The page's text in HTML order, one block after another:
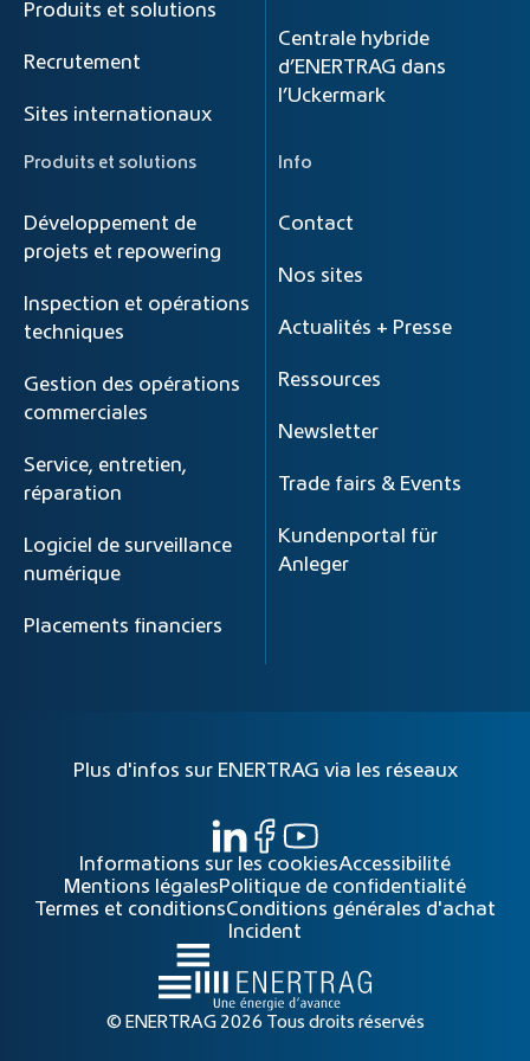
Produits et solutions
Recrutement
Sites internationaux
Centrale hybride
d’ENERTRAG dans
l’Uckermark
Produits et solutions
Développement de
projets et repowering
Inspection et opérations
techniques
Gestion des opérations
commerciales
Service, entretien,
réparation
Logiciel de surveillance
numérique
Placements financiers
Info
Contact
Nos sites
Actualités + Presse
Ressources
Newsletter
Trade fairs & Events
Kundenportal für
Anleger
© ENERTRAG 2026 Tous droits réservés
Plus d'infos sur ENERTRAG via les réseaux
Informations sur les cookiesAccessibilité
Mentions légalesPolitique de confidentialité
Termes et conditionsConditions générales d'achat
Incident